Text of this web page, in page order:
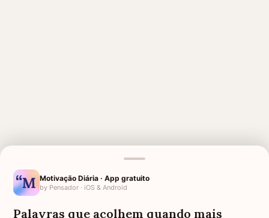
MENSAGENS RELACIONADAS
Motivação Diária · App gratuito
by Pensador · iOS & Android
Palavras que acolhem quando mais